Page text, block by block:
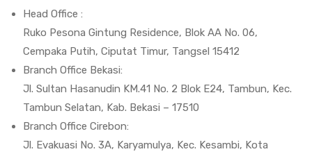
Head Office :
Ruko Pesona Gintung Residence, Blok AA No. 06,
Cempaka Putih, Ciputat Timur, Tangsel 15412
Branch Office Bekasi:
Jl. Sultan Hasanudin KM.41 No. 2 Blok E24, Tambun, Kec.
Tambun Selatan, Kab. Bekasi – 17510
Branch Office Cirebon:
Jl. Evakuasi No. 3A, Karyamulya, Kec. Kesambi, Kota